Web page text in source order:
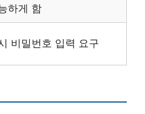
하게 함
비밀번호 입력 요구